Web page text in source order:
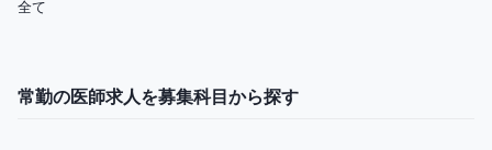
全て
常勤の医師求人を募集科目から探す